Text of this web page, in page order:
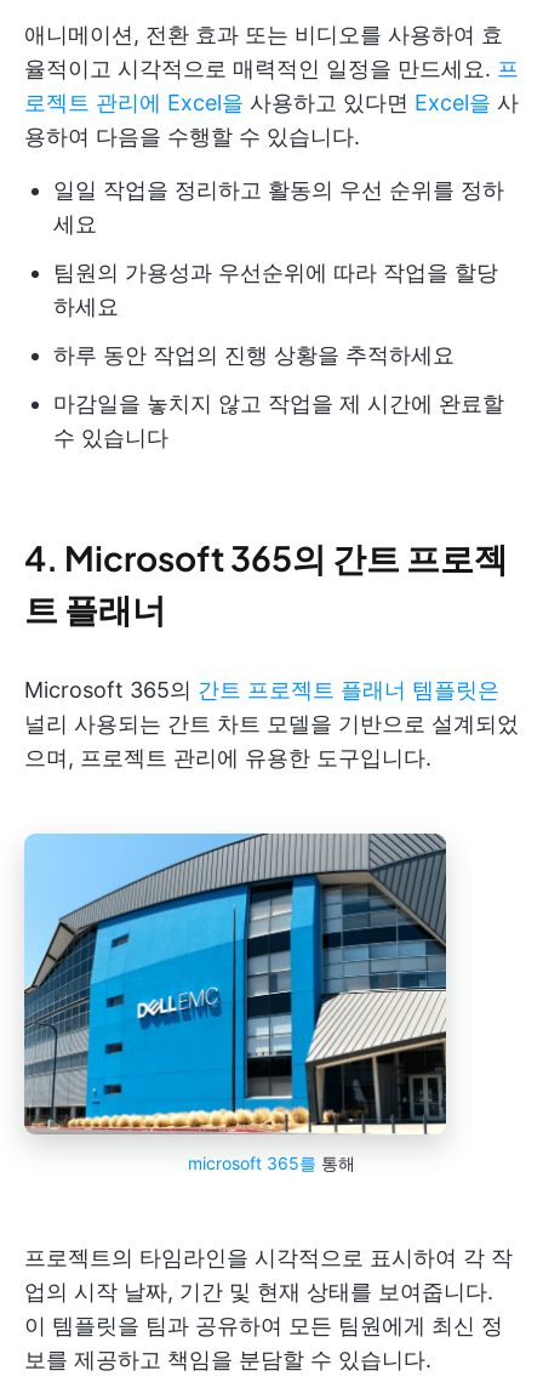
애니메이션, 전환 효과 또는 비디오를 사용하여 효
율적이고 시각적으로 매력적인 일정을 만드세요. 프
로젝트 관리에 Excel을 사용하고 있다면 Excel을 사
용하여 다음을 수행할 수 있습니다.
일일 작업을 정리하고 활동의 우선 순위를 정하
세요
팀원의 가용성과 우선순위에 따라 작업을 할당
하세요
하루 동안 작업의 진행 상황을 추적하세요
마감일을 놓치지 않고 작업을 제 시간에 완료할
수 있습니다
4. Microsoft 365의 간트 프로젝
트 플래너
Microsoft 365의 간트 프로젝트 플래너 템플릿은
널리 사용되는 간트 차트 모델을 기반으로 설계되었
으며, 프로젝트 관리에 유용한 도구입니다.
microsoft 365를 통해
프로젝트의 타임라인을 시각적으로 표시하여 각 작
업의 시작 날짜, 기간 및 현재 상태를 보여줍니다.
이 템플릿을 팀과 공유하여 모든 팀원에게 최신 정
보를 제공하고 책임을 분담할 수 있습니다.